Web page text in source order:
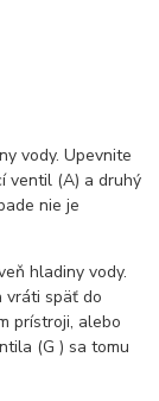
vody. Upevnite
ventil (A) a druhý
nie je
hladiny vody.
vráti späť do
prístroji, alebo
(G ) sa tomu